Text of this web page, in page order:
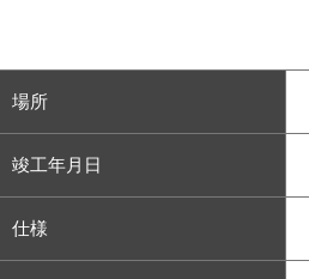
場所
竣工年月日
仕様